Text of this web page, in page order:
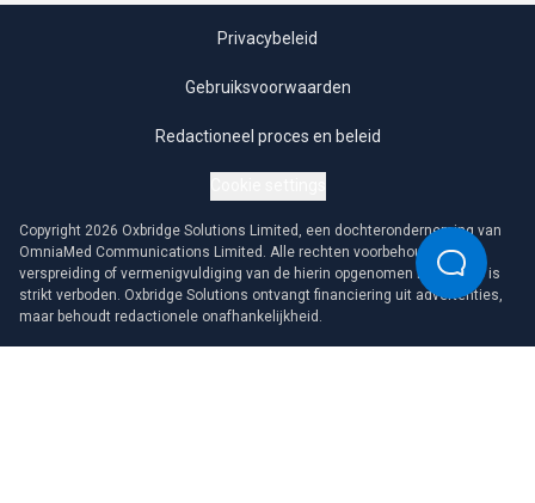
Privacybeleid
Gebruiksvoorwaarden
Redactioneel proces en beleid
Copyright 2026 Oxbridge Solutions Limited, een dochteronderneming van
OmniaMed Communications Limited. Alle rechten voorbehouden. Elke
verspreiding of vermenigvuldiging van de hierin opgenomen informatie is
strikt verboden. Oxbridge Solutions ontvangt financiering uit advertenties,
maar behoudt redactionele onafhankelijkheid.